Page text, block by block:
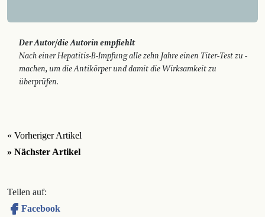
Der Autor/die Autorin empfiehlt
Nach einer Hepatitis-B-Impfung alle zehn Jahre einen Titer-Test zu ­
machen, um die Antikörper und damit die Wirksamkeit zu
überprüfen.
« Vorheriger Artikel
» Nächster Artikel
Teilen auf:
Facebook